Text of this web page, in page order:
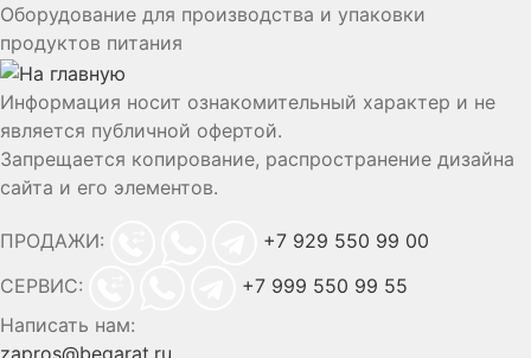
Оборудование для производства и упаковки
продуктов питания
Информация носит ознакомительный характер и не
является публичной офертой.
Запрещается копирование, распространение дизайна
сайта и его элементов.
ПРОДАЖИ:
+7 929 550 99 00
СЕРВИС:
+7 999 550 99 55
Написать нам:
zapros@begarat.ru